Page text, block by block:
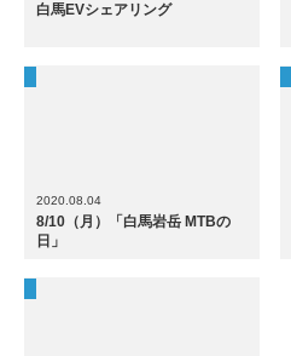
白馬EVシェアリング
2020.08.04
8/10（月）「白馬岩岳 MTBの
日」